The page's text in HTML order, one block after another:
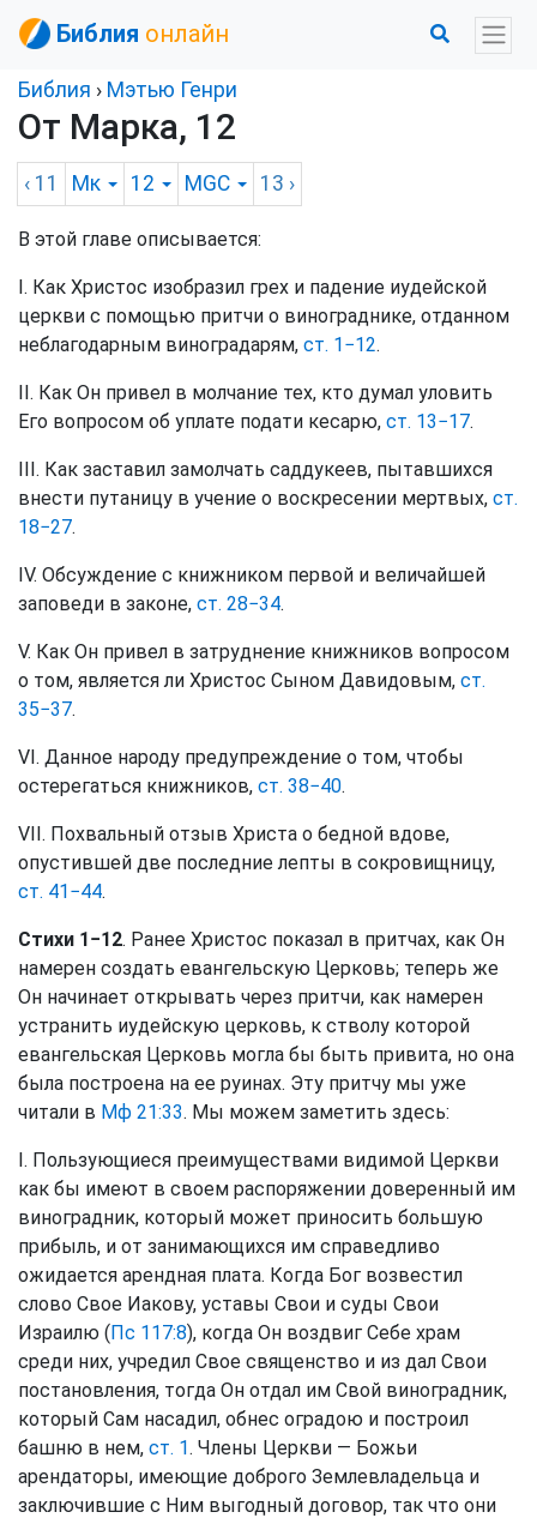
Библия онлайн
Библия › Мэтью Генри
От Марка, 12
‹ 11 Мк 12 MGC 13 ›
В этой главе описывается:
I. Как Христос изобразил грех и падение иудейской
церкви с помощью притчи о винограднике, отданном
неблагодарным виноградарям, ст. 1−12.
II. Как Он привел в молчание тех, кто думал уловить
Его вопросом об уплате подати кесарю, ст. 13−17.
III. Как заставил замолчать саддукеев, пытавшихся
внести путаницу в учение о воскресении мертвых, ст.
18−27.
IV. Обсуждение с книжником первой и величайшей
заповеди в законе, ст. 28−34.
V. Как Он привел в затруднение книжников вопросом
о том, является ли Христос Сыном Давидовым, ст.
35−37.
VI. Данное народу предупреждение о том, чтобы
остерегаться книжников, ст. 38−40.
VII. Похвальный отзыв Христа о бедной вдове,
опустившей две последние лепты в сокровищницу,
ст. 41−44.
Стихи 1−12. Ранее Христос показал в притчах, как Он
намерен создать евангельскую Церковь; теперь же
Он начинает открывать через притчи, как намерен
устранить иудейскую церковь, к стволу которой
евангельская Церковь могла бы быть привита, но она
была построена на ее руинах. Эту притчу мы уже
читали в Мф 21:33. Мы можем заметить здесь:
I. Пользующиеся преимуществами видимой Церкви
как бы имеют в своем распоряжении доверенный им
виноградник, который может приносить большую
прибыль, и от занимающихся им справедливо
ожидается арендная плата. Когда Бог возвестил
слово Свое Иакову, уставы Свои и суды Свои
Израилю (Пс 117:8), когда Он воздвиг Себе храм
среди них, учредил Свое священство и из дал Свои
постановления, тогда Он отдал им Свой виноградник,
который Сам насадил, обнес оградою и построил
башню в нем, ст. 1. Члены Церкви — Божьи
арендаторы, имеющие доброго Землевладельца и
заключившие с Ним выгодный договор, так что они